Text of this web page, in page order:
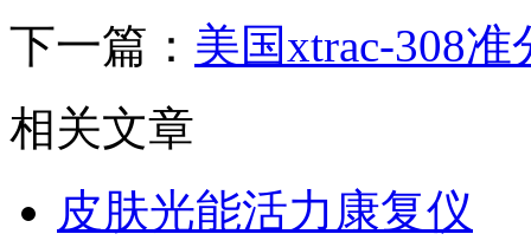
下一篇： 美国xtrac-308
相关文章
皮肤光能活力康复仪